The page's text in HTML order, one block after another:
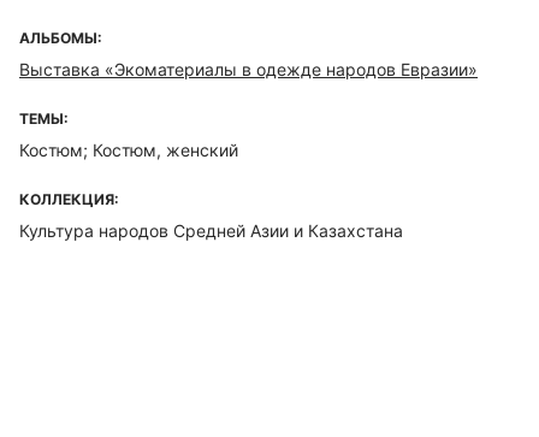
АЛЬБОМЫ:
Выставка «Экоматериалы в одежде народов Евразии»
ТЕМЫ:
Костюм; Костюм, женский
КОЛЛЕКЦИЯ:
Культура народов Средней Азии и Казахстана